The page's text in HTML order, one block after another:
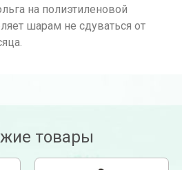
на полиэтиленовой
шарам не сдуваться от
товары